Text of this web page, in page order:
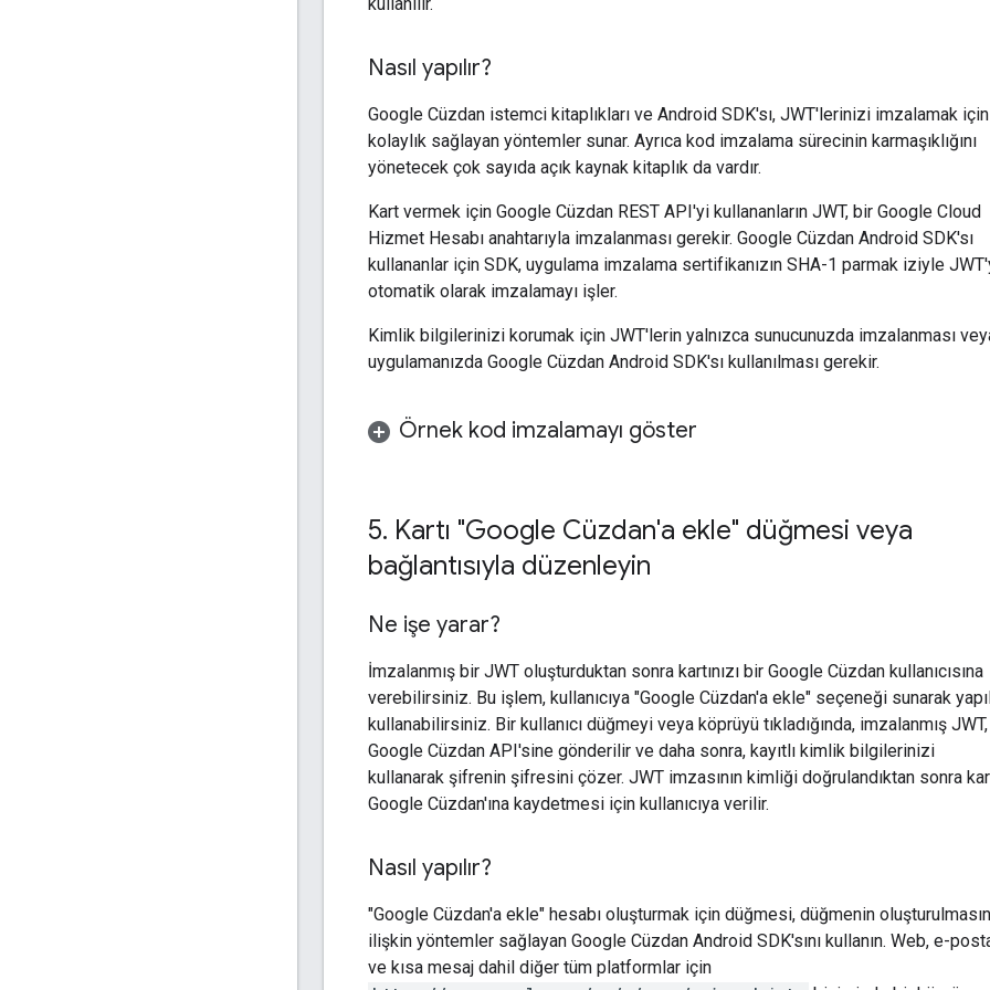
Nasıl yapılır?
Google Cüzdan istemci kitaplıkları ve Android SDK'sı, JWT'lerinizi imzalamak için
kolaylık sağlayan yöntemler sunar. Ayrıca kod imzalama sürecinin karmaşıklığını
yönetecek çok sayıda açık kaynak kitaplık da vardır.
Kart vermek için Google Cüzdan REST API'yi kullananların JWT, bir Google Cloud
Hizmet Hesabı anahtarıyla imzalanması gerekir. Google Cüzdan Android SDK'sı
kullananlar için SDK, uygulama imzalama sertifikanızın SHA-1 parmak iziyle
otomatik olarak imzalamayı işler.
Kimlik bilgilerinizi korumak için JWT'lerin yalnızca sunucunuzda imzalanması
uygulamanızda Google Cüzdan Android SDK'sı kullanılması gerekir.
Örnek kod imzalamayı göster
5. Kartı "Google Cüzdan'a ekle" düğmesi veya
bağlantısıyla düzenleyin
Ne işe yarar?
İmzalanmış bir JWT oluşturduktan sonra kartınızı bir Google Cüzdan kullanıcısına
verebilirsiniz. Bu işlem, kullanıcıya "Google Cüzdan'a ekle" seçeneği sunarak
kullanabilirsiniz. Bir kullanıcı düğmeyi veya köprüyü tıkladığında, imzalanmış JWT,
Google Cüzdan API'sine gönderilir ve daha sonra, kayıtlı kimlik bilgilerinizi
kullanarak şifrenin şifresini çözer. JWT imzasının kimliği doğrulandıktan sonra
Google Cüzdan'ına kaydetmesi için kullanıcıya verilir.
Nasıl yapılır?
"Google Cüzdan'a ekle" hesabı oluşturmak için düğmesi, düğmenin
ilişkin yöntemler sağlayan Google Cüzdan Android SDK'sını kullanın. Web, e-
ve kısa mesaj dahil diğer tüm platformlar için